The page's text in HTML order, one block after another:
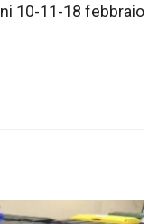
10-11-18 febbraio